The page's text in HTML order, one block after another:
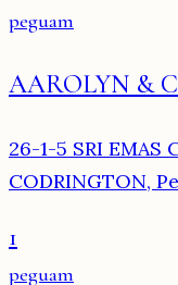
peguam
AAROLYN &
26-1-5 SRI EMAS
CODRINGTON,
1
peguam